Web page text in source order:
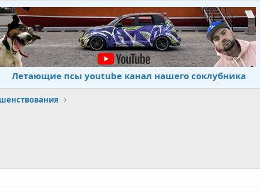
Летающие псы youtube канал нашего соклубника